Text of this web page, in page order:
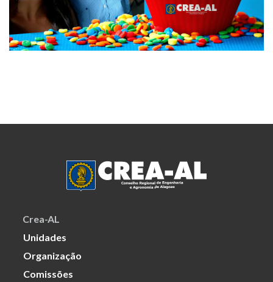
Crea-AL
Unidades
Organização
Comissões